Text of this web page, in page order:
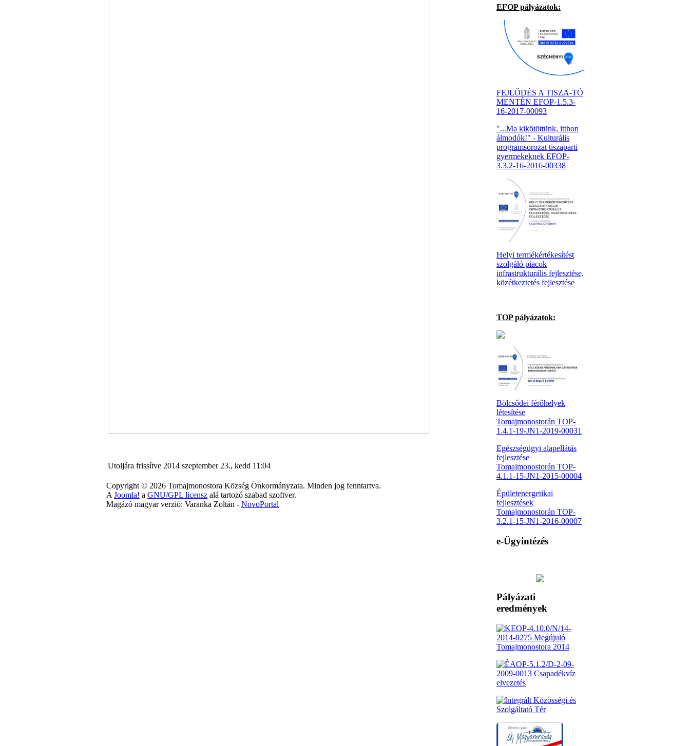
Utoljára frissítve 2014 szeptember 23., kedd 11:04
Copyright © 2026 Tomajmonostora Község Önkormányzata. Minden jog fenntartva.
A Joomla! a GNU/GPL licensz alá tartozó szabad szoftver.
Magázó magyar verzió: Varanka Zoltán - NovoPortal
EFOP pályázatok:
FEJLŐDÉS A TISZA-TÓ
MENTÉN EFOP-1.5.3-
16-2017-00093
"...Ma kikötöttünk, itthon
álmodók!" - Kulturális
programsorozat tiszaparti
gyermekeknek EFOP-
3.3.2-16-2016-00338
Helyi termékértékesítést
szolgáló piacok
infrastrukturális fejlesztése,
közétkeztetés fejlesztése
TOP pályázatok:
Bölcsődei férőhelyek
létesítése
Tomajmonostorán TOP-
1.4.1-19-JN1-2019-00031
Egészségügyi alapellátás
fejlesztése
Tomajmonostorán TOP-
4.1.1-15-JN1-2015-00004
Épületenergetikai
fejlesztések
Tomajmonostorán TOP-
3.2.1-15-JN1-2016-00007
e-Ügyintézés
Pályázati
eredmények